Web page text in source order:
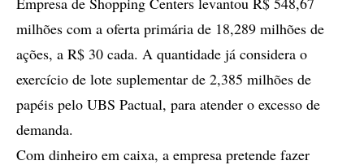
milhões com a oferta primária de 18,289 milhões de
ações, a R$ 30 cada. A quantidade já considera o
exercício de lote suplementar de 2,385 milhões de
papéis pelo UBS Pactual, para atender o excesso de
demanda.
Com dinheiro em caixa, a empresa pretende fazer